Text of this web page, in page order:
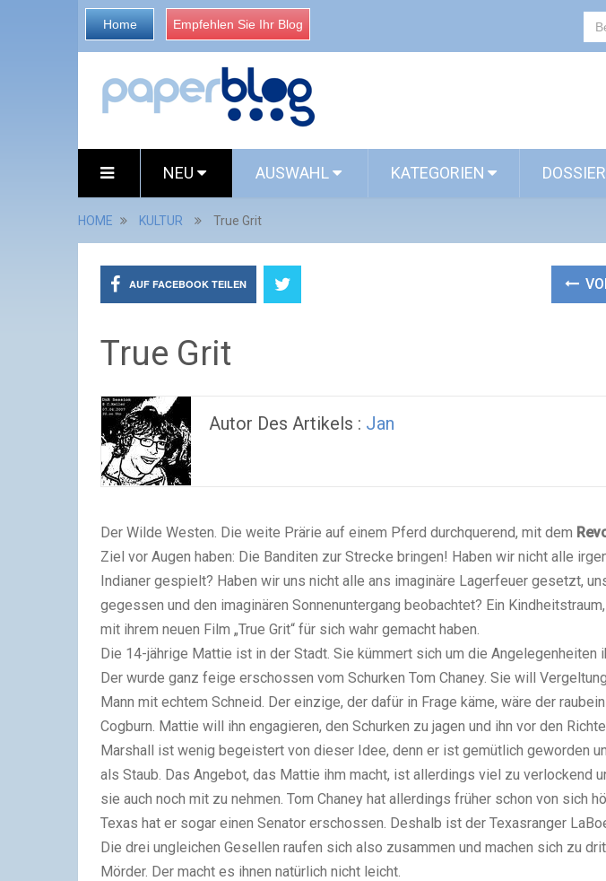
Home Empfehlen Sie Ihr Blog
NEU AUSWAHL KATEGORIEN
HOME KULTUR True Grit
AUF FACEBOOK TEILEN
True Grit
Autor Des Artikels : Jan
Der Wilde Westen. Die weite Prärie auf einem Pferd durchquerend, mit dem
Ziel vor Augen haben: Die Banditen zur Strecke bringen! Haben wir nicht alle
Indianer gespielt? Haben wir uns nicht alle ans imaginäre Lagerfeuer gesetzt,
gegessen und den imaginären Sonnenuntergang beobachtet? Ein
mit ihrem neuen Film „True Grit“ für sich wahr gemacht haben.
Die 14-jährige Mattie ist in der Stadt. Sie kümmert sich um die Angelegenheiten
Der wurde ganz feige erschossen vom Schurken Tom Chaney. Sie will
Mann mit echtem Schneid. Der einzige, der dafür in Frage käme, wäre der
Cogburn. Mattie will ihn engagieren, den Schurken zu jagen und ihn vor den
Marshall ist wenig begeistert von dieser Idee, denn er ist gemütlich geworden
als Staub. Das Angebot, das Mattie ihm macht, ist allerdings viel zu verlockend
sie auch noch mit zu nehmen. Tom Chaney hat allerdings früher schon von sich
Texas hat er sogar einen Senator erschossen. Deshalb ist der Texasranger
Die drei ungleichen Gesellen raufen sich also zusammen und machen sich zu
Mörder. Der macht es ihnen natürlich nicht leicht.